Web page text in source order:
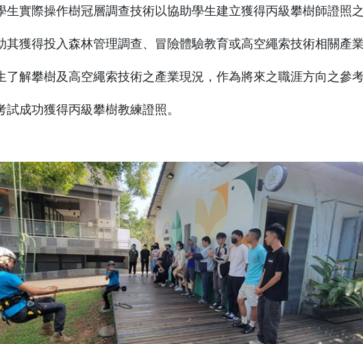
生實際操作樹冠層調查技術以協助學生建立獲得丙級攀樹師證照
其獲得投入森林管理調查、冒險體驗教育或高空繩索技術相關產
了解攀樹及高空繩索技術之產業現況，作為將來之職涯方向之參
成功獲得丙級攀樹教練證照。